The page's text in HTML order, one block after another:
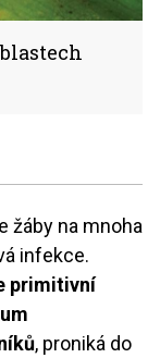
žáby na mnoha
infekce.
primitivní
, proniká do